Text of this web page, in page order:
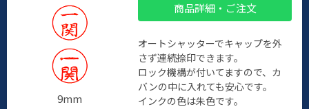
9mm
商品詳細・ご注文
オートシャッターでキャップを外
さず連続捺印できます。
ロック機構が付いてますので、カ
バンの中に入れても安心です。
インクの色は朱色です。